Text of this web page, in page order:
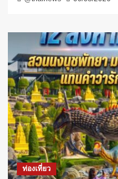
ท่องเที่ยว